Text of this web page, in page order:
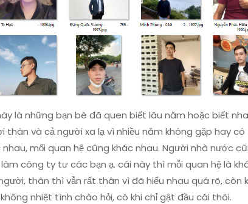
là những bạn bè đã quen biết lâu năm hoặc biết
thân và cả người xa lạ vì nhiều năm không gặp hay có
mối quan hệ cũng khác nhau. Người nhà nước
công ty tư các bạn ạ. cái này thì mỗi quan hệ là
thân thì vẫn rất thân vì đã hiểu nhau quá rõ, còn
nhiệt tình chào hỏi, có khi chỉ gật đầu cái thôi.